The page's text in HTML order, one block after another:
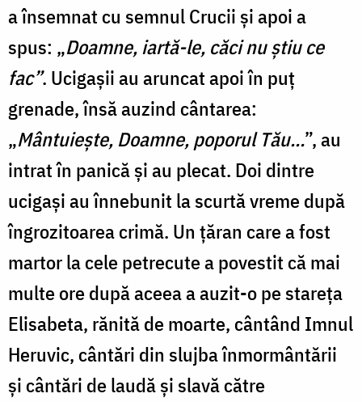
a însemnat cu semnul Crucii și apoi a
spus: „Doamne, iartă-le, căci nu știu ce
fac”. Ucigașii au aruncat apoi în puț
grenade, însă auzind cântarea:
„Mântuiește, Doamne, poporul Tău…”, au
intrat în panică și au plecat. Doi dintre
ucigași au înnebunit la scurtă vreme după
îngrozitoarea crimă. Un țăran care a fost
martor la cele petrecute a povestit că mai
multe ore după aceea a auzit-o pe stareța
Elisabeta, rănită de moarte, cântând Imnul
Heruvic, cântări din slujba înmormântării
și cântări de laudă și slavă către